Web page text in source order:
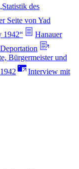
des
Seite von Yad
1942“
Hanauer
Bürgermeister und
Interview mit